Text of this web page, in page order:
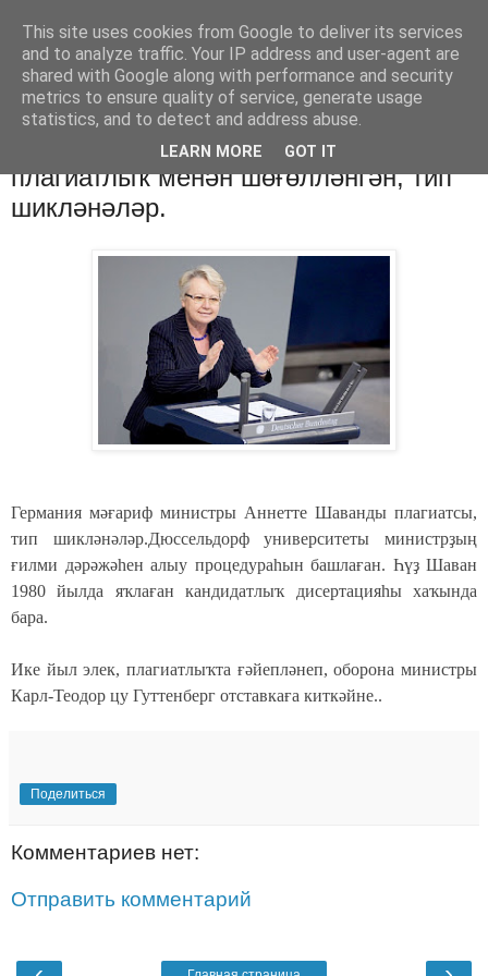
Хәбәрҙәр
пятница, 25 января 2013 г.
Германия: мәғариф министрын
плагиатлыҡ менән шөғөлләнгән, тип
шикләнәләр.
Германия мәғариф министры Аннетте Шаванды плагиатсы,
тип шикләнәләр.Дюссельдорф университеты министрҙың
ғилми дәрәжәһен алыу процедураһын башлаған. Һүҙ Шаван
1980 йылда яҡлаған кандидатлыҡ дисертацияһы хаҡында
бара.
Ике йыл элек, плагиатлыҡта ғәйепләнеп, оборона министры
Карл-Теодор цу Гуттенберг отставкаға киткәйне..
Поделиться
Комментариев нет:
Отправить комментарий
This site uses cookies from Google to deliver its services
and to analyze traffic. Your IP address and user-agent are
shared with Google along with performance and security
metrics to ensure quality of service, generate usage
statistics, and to detect and address abuse.
LEARN MORE GOT IT